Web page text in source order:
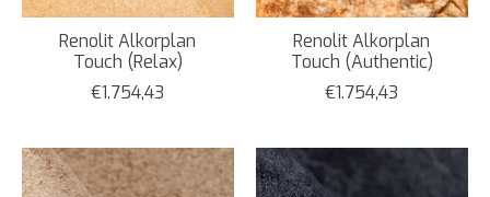
Renolit Alkorplan
Touch (Relax)
€1.754,43
Renolit Alkorplan
Touch (Authentic)
€1.754,43